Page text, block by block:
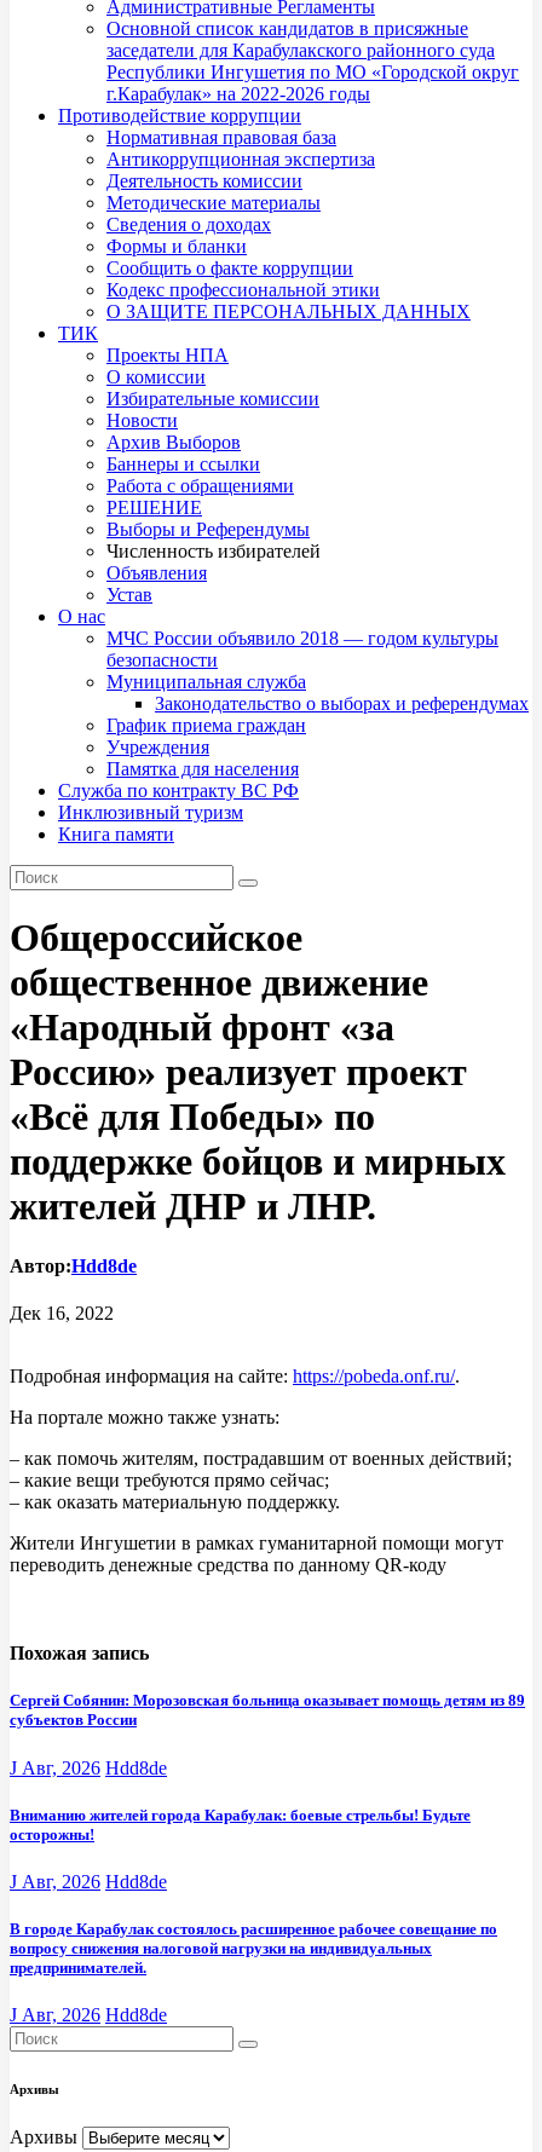
Административные Регламенты
Основной список кандидатов в присяжные
заседатели для Карабулакского районного суда
Республики Ингушетия по МО «Городской округ
г.Карабулак» на 2022-2026 годы
Противодействие коррупции
Нормативная правовая база
Антикоррупционная экспертиза
Деятельность комиссии
Методические материалы
Сведения о доходах
Формы и бланки
Сообщить о факте коррупции
Кодекс профессиональной этики
О ЗАЩИТЕ ПЕРСОНАЛЬНЫХ ДАННЫХ
ТИК
Проекты НПА
О комиссии
Избирательные комиссии
Новости
Архив Выборов
Баннеры и ссылки
Работа с обращениями
РЕШЕНИЕ
Выборы и Референдумы
Численность избирателей
Объявления
Устав
О нас
МЧС России объявило 2018 — годом культуры
безопасности
Муниципальная служба
Законодательство о выборах и референдумах
График приема граждан
Учреждения
Памятка для населения
Служба по контракту ВС РФ
Инклюзивный туризм
Книга памяти
Общероссийское
общественное движение
«Народный фронт «за
Россию» реализует проект
«Всë для Победы» по
поддержке бойцов и мирных
жителей ДНР и ЛНР.
Автор:Hdd8de
Дек 16, 2022
Подробная информация на сайте: https://pobeda.onf.ru/.
На портале можно также узнать:
– как помочь жителям, пострадавшим от военных действий;
– какие вещи требуются прямо сейчас;
– как оказать материальную поддержку.
Жители Ингушетии в рамках гуманитарной помощи могут
переводить денежные средства по данному QR-коду
Похожая запись
Сергей Собянин: Морозовская больница оказывает помощь детям из 89
субъектов России
J Авг, 2026 Hdd8de
Вниманию жителей города Карабулак: боевые стрельбы! Будьте
осторожны!
J Авг, 2026 Hdd8de
В городе Карабулак состоялось расширенное рабочее совещание по
вопросу снижения налоговой нагрузки на индивидуальных
предпринимателей.
J Авг, 2026 Hdd8de
Архивы
Архивы